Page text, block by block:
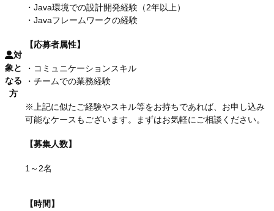
対
象と
なる
方
・Java環境での設計開発経験（2年以上）
・Javaフレームワークの経験
【応募者属性】
・コミュニケーションスキル
・チームでの業務経験
※上記に似たご経験やスキル等をお持ちであれば、お申し込み
可能なケースもございます。まずはお気軽にご相談ください。
【募集人数】
1～2名
【時間】